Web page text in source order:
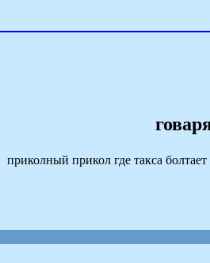
приколный прикол где такса болтает